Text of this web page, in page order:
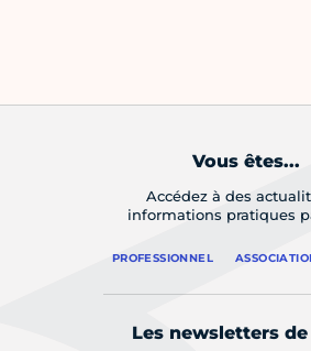
Vous êtes...
Accédez à des
informations pratiques
PROFESSIONNEL
Les newsletters